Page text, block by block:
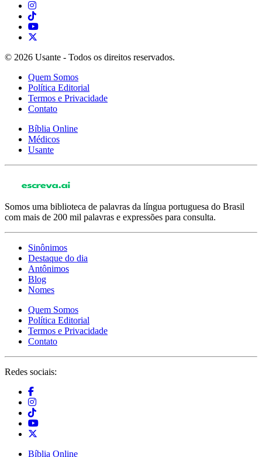
© 2026 Usante - Todos os direitos reservados.
Quem Somos
Política Editorial
Termos e Privacidade
Contato
Bíblia Online
Médicos
Usante
Somos uma biblioteca de palavras da língua portuguesa do Brasil
com mais de 200 mil palavras e expressões para consulta.
Sinônimos
Destaque do dia
Antônimos
Blog
Nomes
Quem Somos
Política Editorial
Termos e Privacidade
Contato
Redes sociais:
Bíblia Online